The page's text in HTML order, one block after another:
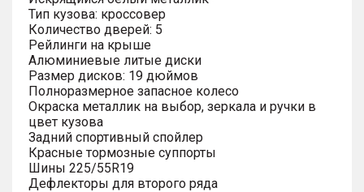
Тип кузова: кроссовер
Количество дверей: 5
Рейлинги на крыше
Алюминиевые литые диски
Размер дисков: 19 дюймов
Полноразмерное запасное колесо
Окраска металлик на выбор, зеркала и ручки в
цвет кузова
Задний спортивный спойлер
Красные тормозные суппорты
Шины 225/55R19
Дефлекторы для второго ряда